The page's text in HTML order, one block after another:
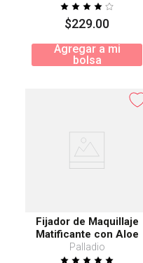
$229.00
Agregar a mi
bolsa
Fijador de Maquillaje
Matificante con Aloe
Palladio